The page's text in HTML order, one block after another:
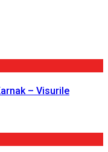
– Visurile